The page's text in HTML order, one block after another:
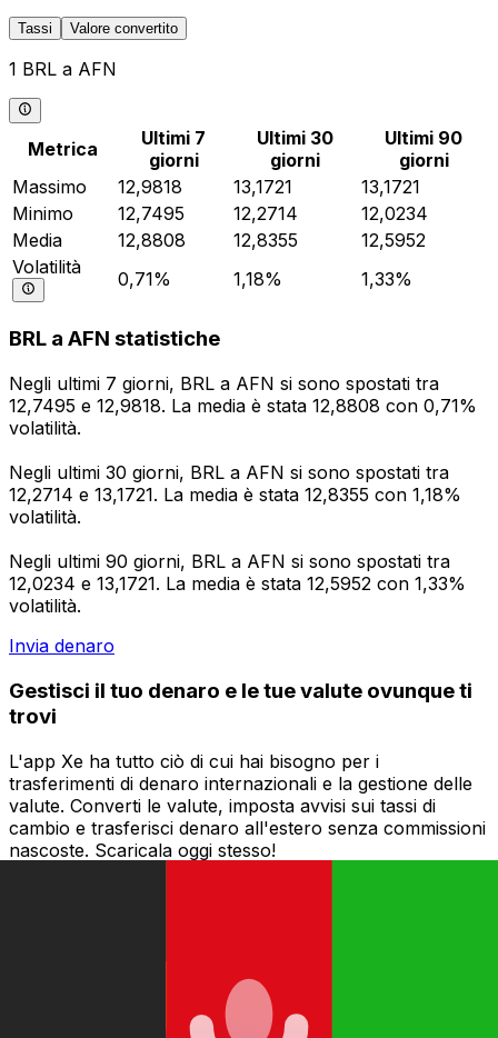
Tassi Valore convertito
1 BRL a AFN
Metrica
Ultimi 7
giorni
Ultimi 30
giorni
Ultimi 90
giorni
Massimo
12,9818 13,1721
13,1721
Minimo
12,7495 12,2714
12,0234
Media
12,8808 12,8355
12,5952
Volatilità
0,71% 1,18% 1,33%
BRL a AFN statistiche
Negli ultimi 7 giorni, BRL a AFN si sono spostati tra
12,7495 e 12,9818. La media è stata 12,8808 con 0,71%
volatilità.
Negli ultimi 30 giorni, BRL a AFN si sono spostati tra
12,2714 e 13,1721. La media è stata 12,8355 con 1,18%
volatilità.
Negli ultimi 90 giorni, BRL a AFN si sono spostati tra
12,0234 e 13,1721. La media è stata 12,5952 con 1,33%
volatilità.
Invia denaro
Gestisci il tuo denaro e le tue valute ovunque ti
trovi
L'app Xe ha tutto ciò di cui hai bisogno per i
trasferimenti di denaro internazionali e la gestione delle
valute. Converti le valute, imposta avvisi sui tassi di
cambio e trasferisci denaro all'estero senza commissioni
nascoste. Scaricala oggi stesso!